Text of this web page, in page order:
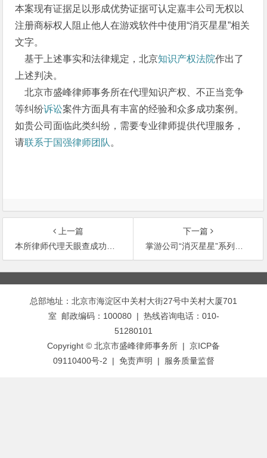
本案现有证据足以形成优势证据可认定嘉丰公司无权以
注册商标权人阻止他人在游戏软件中使用“消灭星星”相关
文字。
基于上述事实和法律规定，北京知识产权法院作出了
上述判决。
北京市盛峰律师事务所在代理知识产权、不正当竞争
等纠纷诉讼案件方面具有丰富的经验和众多成功案例。
如贵公司面临此类纠纷，需要专业律师提供代理服务，
请联系于国强律师团队 。
上一篇
本所律师代理天眼查成功申请行为保全禁令
下一篇
掌游公司“消灭星星”系列知名游戏维权案件再次胜诉
文
章
总部地址：北京市海淀区中关村大街27号中关村大厦701
室 邮政编码：100080 | 热线咨询电话：010-
51280101
Copyright © 北京市盛峰律师事务所 | 京ICP备
09110400号-2 | 免责声明 | 服务质量监督